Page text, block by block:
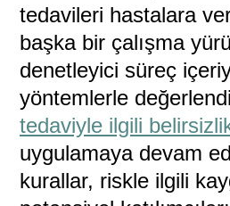
tedavileri hastalara
başka bir çalışma
denetleyici süreç
yöntemlerle
tedaviyle ilgili
uygulamaya devam
kurallar, riskle ilgili